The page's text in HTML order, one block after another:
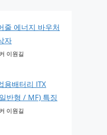
줄 에너지 바우처
자
이원길
용배터리 ITX
반형 / MF) 특징
이원길